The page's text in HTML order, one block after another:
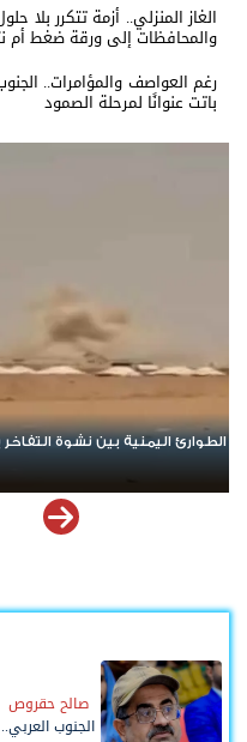
الغاز المنزلي.. أزمة تتكرر
والمحافظات إلى ورقة ضغط أم
رغم العواصف والمؤامرات..
باتت عنوانًا لمرحلة الصمود
تصعيد جديد يهز مأرب
صالح حقروص
الجنوب